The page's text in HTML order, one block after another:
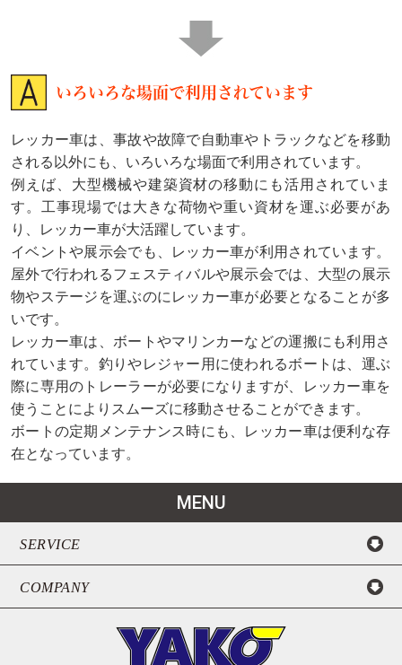
いろいろな場面で利用されています
レッカー車は、事故や故障で自動車やトラックなどを移動
される以外にも、いろいろな場面で利用されています。
例えば、大型機械や建築資材の移動にも活用されていま
す。工事現場では大きな荷物や重い資材を運ぶ必要があ
り、レッカー車が大活躍しています。
イベントや展示会でも、レッカー車が利用されています。
屋外で行われるフェスティバルや展示会では、大型の展示
物やステージを運ぶのにレッカー車が必要となることが多
いです。
レッカー車は、ボートやマリンカーなどの運搬にも利用さ
れています。釣りやレジャー用に使われるボートは、運ぶ
際に専用のトレーラーが必要になりますが、レッカー車を
使うことによりスムーズに移動させることができます。
ボートの定期メンテナンス時にも、レッカー車は便利な存
在となっています。
MENU
SERVICE
COMPANY